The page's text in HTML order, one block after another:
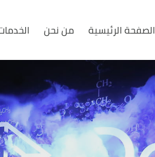
الصفحة الرئيسية من نحن